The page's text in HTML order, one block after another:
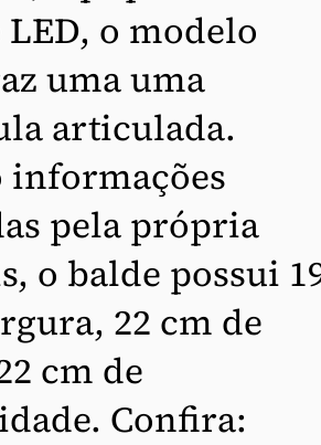
o modelo
uma uma
articulada.
informações
pela própria
o balde possui
22 cm de
cm de
Confira: